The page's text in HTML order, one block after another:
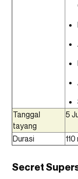
Tanggal
tayang
5
Durasi
Secret